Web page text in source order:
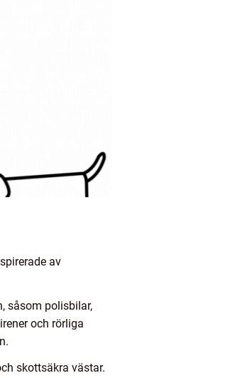
av
såsom polisbilar,
och rörliga
skottsäkra västar.